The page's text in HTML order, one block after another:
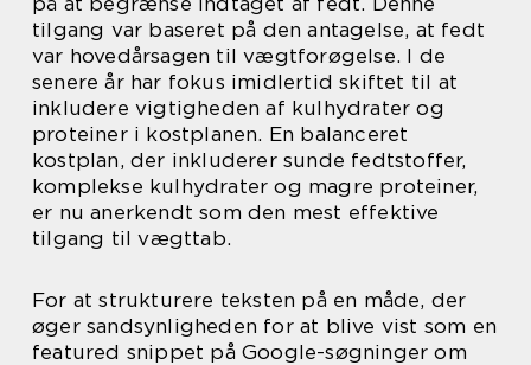
tilgang var baseret på den antagelse, at fedt
var hovedårsagen til vægtforøgelse. I de
senere år har fokus imidlertid skiftet til at
inkludere vigtigheden af kulhydrater og
proteiner i kostplanen. En balanceret
kostplan, der inkluderer sunde fedtstoffer,
komplekse kulhydrater og magre proteiner,
er nu anerkendt som den mest effektive
tilgang til vægttab.
For at strukturere teksten på en måde, der
øger sandsynligheden for at blive vist som en
featured snippet på Google-søgninger om